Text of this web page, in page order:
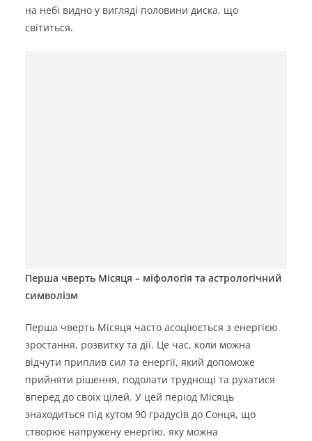
на небі видно у вигляді половини диска, що
світиться.
Перша чверть Місяця – міфологія та астрологічний
символізм
Перша чверть Місяця часто асоціюється з енергією
зростання, розвитку та дії. Це час, коли можна
відчути приплив сил та енергії, який допоможе
прийняти рішення, подолати труднощі та рухатися
вперед до своїх цілей. У цей період Місяць
знаходиться під кутом 90 градусів до Сонця, що
створює напружену енергію, яку можна